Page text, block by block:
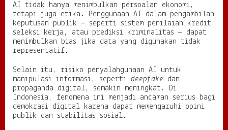
AI tidak hanya menimbulkan persoalan ekonomi,
tetapi juga etika. Penggunaan AI dalam pengambilan
keputusan publik — seperti sistem penilaian kredit,
seleksi kerja, atau prediksi kriminalitas — dapat
menimbulkan bias jika data yang digunakan tidak
representatif.
Selain itu, risiko penyalahgunaan AI untuk
manipulasi informasi, seperti deepfake dan
propaganda digital, semakin meningkat. Di
Indonesia, fenomena ini menjadi ancaman serius bagi
demokrasi digital karena dapat memengaruhi opini
publik dan stabilitas sosial.